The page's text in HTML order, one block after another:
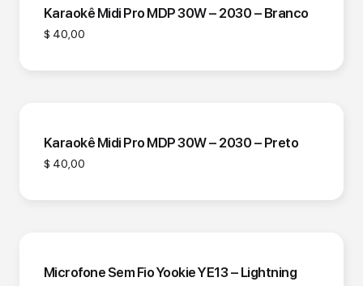
Karaokê Midi Pro MDP 30W – 2030 – Branco
$ 40,00
Karaokê Midi Pro MDP 30W – 2030 – Preto
$ 40,00
Microfone Sem Fio Yookie YE13 – Lightning